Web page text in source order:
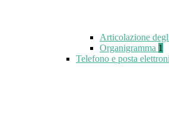
Articolazione
Organigramma 1
Telefono e posta